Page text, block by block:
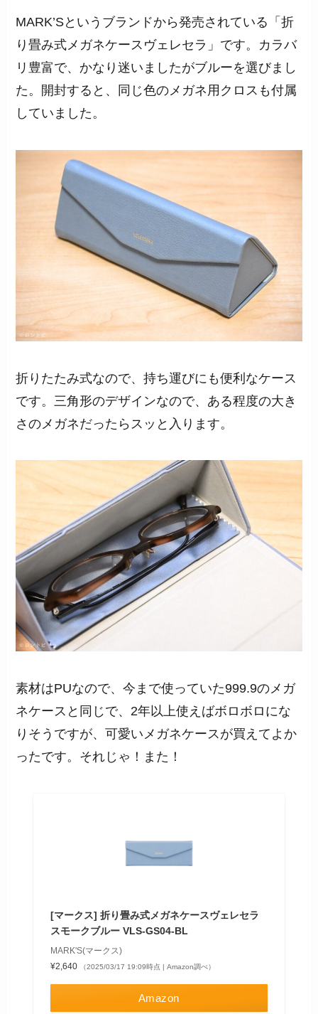
MARK’Sというブランドから発売されている「折
り畳み式メガネケースヴェレセラ」です。カラバ
リ豊富で、かなり迷いましたがブルーを選びまし
た。開封すると、同じ色のメガネ用クロスも付属
していました。
折りたたみ式なので、持ち運びにも便利なケース
です。三角形のデザインなので、ある程度の大き
さのメガネだったらスッと入ります。
素材はPUなので、今まで使っていた999.9のメガ
ネケースと同じで、2年以上使えばボロボロにな
りそうですが、可愛いメガネケースが買えてよか
ったです。それじゃ！また！
[マークス] 折り畳み式メガネケースヴェレセラ
スモークブルー VLS-GS04-BL
MARK'S(マークス)
¥2,640
（2025/03/17 19:09時点 | Amazon調べ）
Amazon